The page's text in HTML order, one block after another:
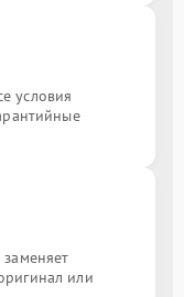
условия
заменяет
или